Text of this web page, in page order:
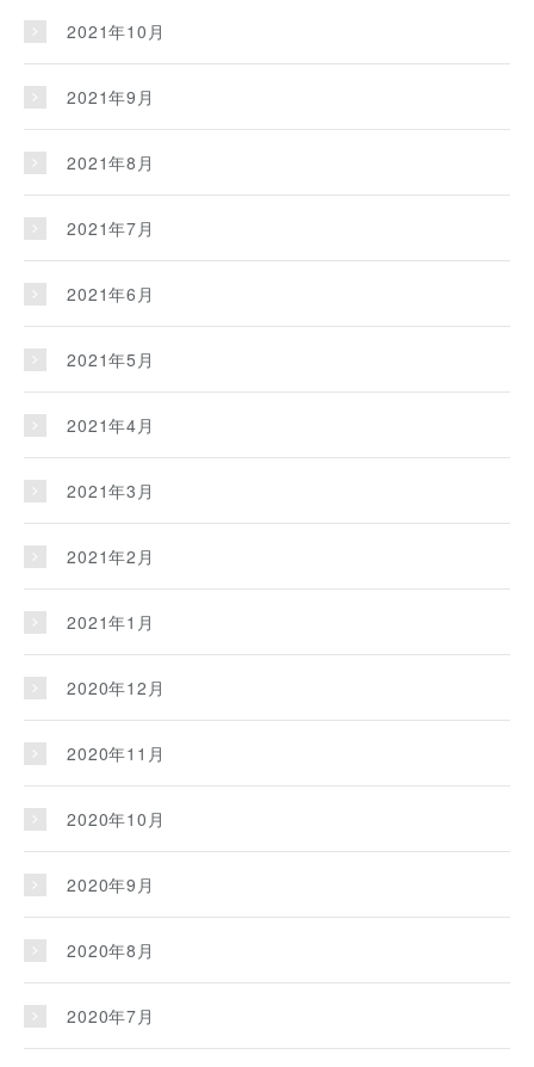
2021年10月
2021年9月
2021年8月
2021年7月
2021年6月
2021年5月
2021年4月
2021年3月
2021年2月
2021年1月
2020年12月
2020年11月
2020年10月
2020年9月
2020年8月
2020年7月